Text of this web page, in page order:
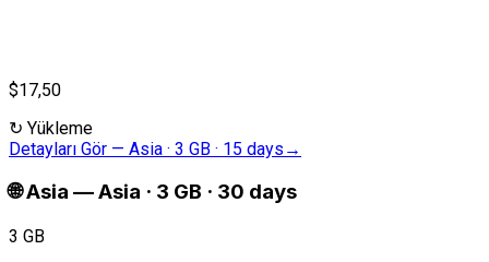
$17,50
↻ Yükleme
Detayları Gör — Asia · 3 GB · 15 days →
🌐Asia —Asia · 3 GB · 30 days
3 GB